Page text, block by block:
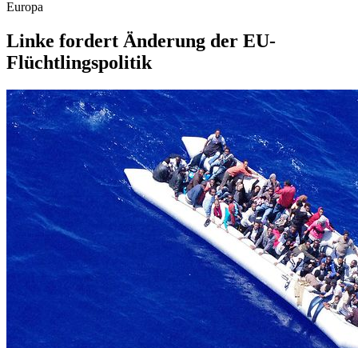
Europa
Linke fordert Änderung der EU-
Flüchtlingspolitik